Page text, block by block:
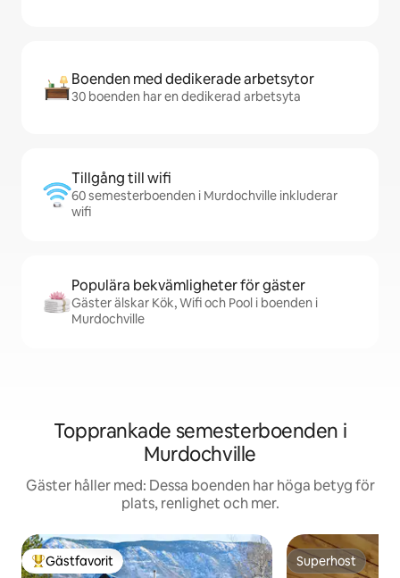
Boenden med dedikerade arbetsytor
30 boenden har en dedikerad arbetsyta
Tillgång till wifi
60 semesterboenden i Murdochville inkluderar
wifi
Populära bekvämligheter för gäster
Gäster älskar Kök, Wifi och Pool i boenden i
Murdochville
Topprankade semesterboenden i
Murdochville
Gäster håller med: Dessa boenden har höga betyg för
plats, renlighet och mer.
Populär gästfavorit
Gästfavorit Superhost
Superhost